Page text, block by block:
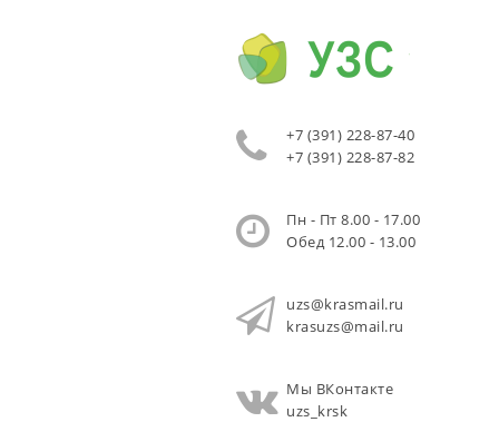
+7 (391) 228-87-40
+7 (391) 228-87-82
Пн - Пт 8.00 - 17.00
Обед 12.00 - 13.00
uzs@krasmail.ru
krasuzs@mail.ru
Мы ВКонтакте
uzs_krsk